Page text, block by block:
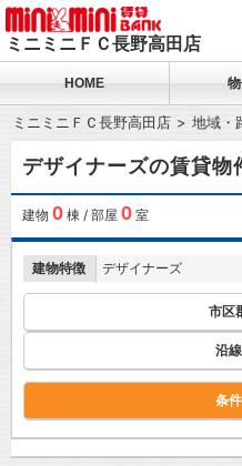
ミニミニＦＣ長野高田店
HOME
ミニミニＦＣ長野高田店 地域・
デザイナーズの賃貸物
建物 0棟 / 部屋 0室
建物特徴 デザイナーズ
市区
沿
条